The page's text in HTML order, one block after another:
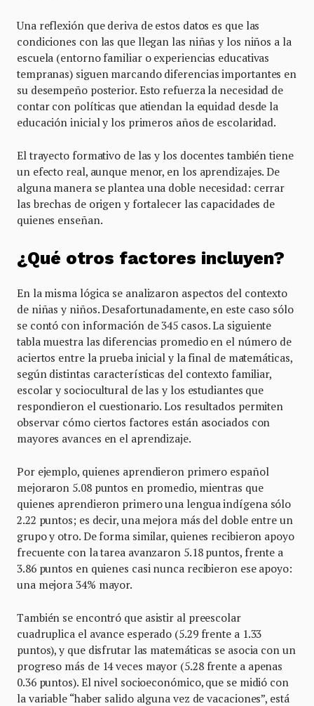
Una reflexión que deriva de estos datos es que las
condiciones con las que llegan las niñas y los niños a la
escuela (entorno familiar o experiencias educativas
tempranas) siguen marcando diferencias importantes en
su desempeño posterior. Esto refuerza la necesidad de
contar con políticas que atiendan la equidad desde la
educación inicial y los primeros años de escolaridad.
El trayecto formativo de las y los docentes también tiene
un efecto real, aunque menor, en los aprendizajes. De
alguna manera se plantea una doble necesidad: cerrar
las brechas de origen y fortalecer las capacidades de
quienes enseñan.
¿Qué otros factores incluyen?
En la misma lógica se analizaron aspectos del contexto
de niñas y niños. Desafortunadamente, en este caso sólo
se contó con información de 345 casos. La siguiente
tabla muestra las diferencias promedio en el número de
aciertos entre la prueba inicial y la final de matemáticas,
según distintas características del contexto familiar,
escolar y sociocultural de las y los estudiantes que
respondieron el cuestionario. Los resultados permiten
observar cómo ciertos factores están asociados con
mayores avances en el aprendizaje.
Por ejemplo, quienes aprendieron primero español
mejoraron 5.08 puntos en promedio, mientras que
quienes aprendieron primero una lengua indígena sólo
2.22 puntos; es decir, una mejora más del doble entre un
grupo y otro. De forma similar, quienes recibieron apoyo
frecuente con la tarea avanzaron 5.18 puntos, frente a
3.86 puntos en quienes casi nunca recibieron ese apoyo:
una mejora 34% mayor.
También se encontró que asistir al preescolar
cuadruplica el avance esperado (5.29 frente a 1.33
puntos), y que disfrutar las matemáticas se asocia con un
progreso más de 14 veces mayor (5.28 frente a apenas
0.36 puntos). El nivel socioeconómico, que se midió con
la variable “haber salido alguna vez de vacaciones”, está